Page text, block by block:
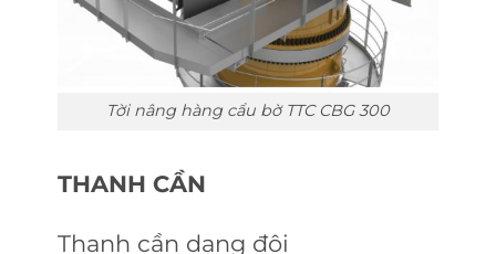
Tời nâng hàng cẩu bờ TTC CBG 300
THANH CẦN
Thanh cần dạng đôi